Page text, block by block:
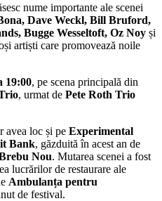
nume importante ale scenei
Dave Weckl, Bill Bruford,
Bugge Wesseltoft, Oz Noy și
artiști care promovează noile
19:00, pe scena principală din
, urmat de Pete Roth Trio
avea loc și pe Experimental
Bank, găzduită în acest an de
Nou. Mutarea scenei a fost
lucrărilor de restaurare ale
Ambulanța pentru
de festival.